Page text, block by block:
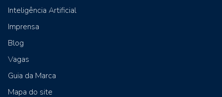
Inteligência Artificial
Imprensa
Blog
Vagas
Guia da Marca
Mapa do site